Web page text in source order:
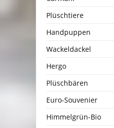
Plüschtiere
Handpuppen
Wackeldackel
Hergo
Plüschbären
Euro-Souvenier
Himmelgrün-Bio